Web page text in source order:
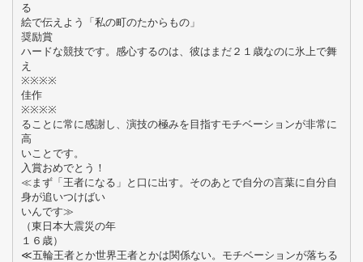
る
絵で伝えよう「私の町のたからもの」
奨励賞
ハードな競技です。感心するのは、彼はまだ２１歳なのに氷上で舞
え
※※※※
佳作
※※※※
ることに常に感謝し、演技の極みを目指すモチベーションが非常に
高
いことです。
入賞おめでとう！
≪まず「王者になる」と口に出す。そのあとで自分の言葉に自分自
身が追いつけばい
いんです≫
（東日本大震災の年
１６歳）
≪五輪王者とか世界王者とかは関係ない。モチベーションが落ちる